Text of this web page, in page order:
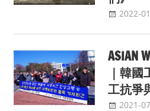
2022-
ASIAN
｜韓
工抗爭
2021-